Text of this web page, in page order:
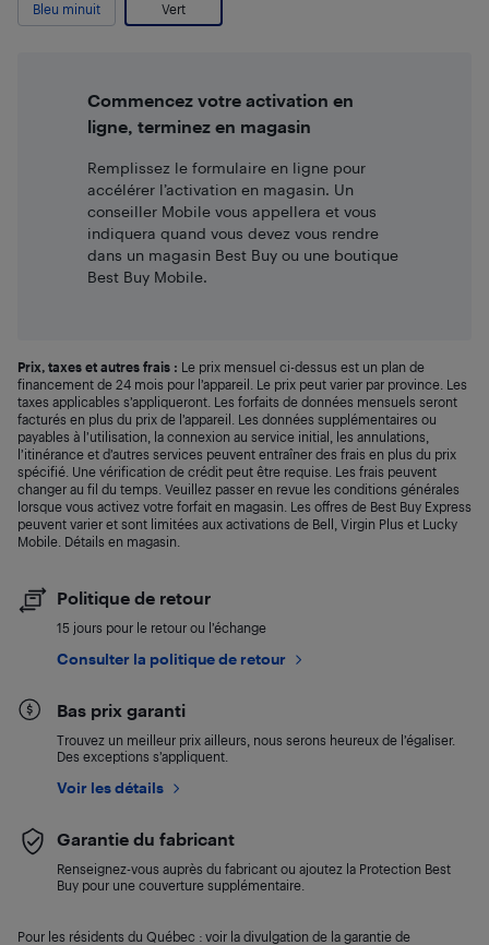
Bleu minuit Vert
Commencez votre activation en
ligne, terminez en magasin
Remplissez le formulaire en ligne pour
accélérer l’activation en magasin. Un
conseiller Mobile vous appellera et vous
indiquera quand vous devez vous rendre
dans un magasin Best Buy ou une boutique
Best Buy Mobile.
Prix, taxes et autres frais : Le prix mensuel ci-dessus est un plan de
financement de 24 mois pour l’appareil. Le prix peut varier par province. Les
taxes applicables s’appliqueront. Les forfaits de données mensuels seront
facturés en plus du prix de l’appareil. Les données supplémentaires ou
payables à l’utilisation, la connexion au service initial, les annulations,
l’itinérance et d’autres services peuvent entraîner des frais en plus du prix
spécifié. Une vérification de crédit peut être requise. Les frais peuvent
changer au fil du temps. Veuillez passer en revue les conditions générales
lorsque vous activez votre forfait en magasin. Les offres de Best Buy Express
peuvent varier et sont limitées aux activations de Bell, Virgin Plus et Lucky
Mobile. Détails en magasin.
Politique de retour
15 jours pour le retour ou l’échange
Consulter la politique de retour
Bas prix garanti
Trouvez un meilleur prix ailleurs, nous serons heureux de l’égaliser.
Des exceptions s’appliquent.
Voir les détails
Garantie du fabricant
Renseignez-vous auprès du fabricant ou ajoutez la Protection Best
Buy pour une couverture supplémentaire.
Pour les résidents du Québec : voir la divulgation de la garantie de